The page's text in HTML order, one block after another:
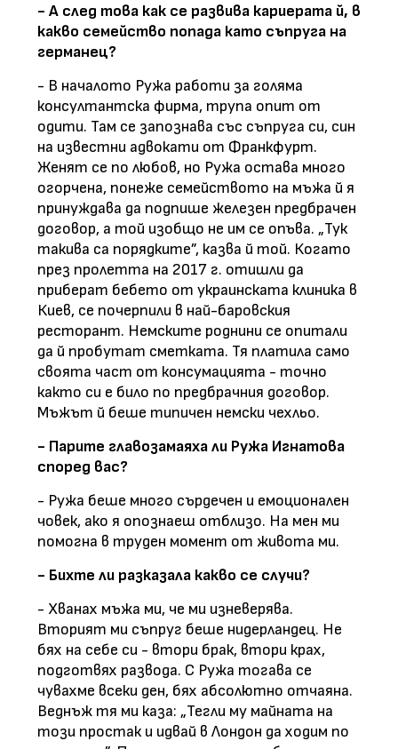
- А след това как се развива кариерата й, в
какво семейство попада като съпруга на
германец?
- В началото Ружа работи за голяма
консултантска фирма, трупа опит от
одити. Там се запознава със съпруга си, син
на известни адвокати от Франкфурт.
Женят се по любов, но Ружа остава много
огорчена, понеже семейството на мъжа й я
принуждава да подпише железен предбрачен
договор, а той изобщо не им се опъва. „Тук
такива са порядките”, казва й той. Когато
през пролетта на 2017 г. отишли да
приберат бебето от украинската клиника в
Киев, се почерпили в най-баровския
ресторант. Немските роднини се опитали
да й пробутат сметката. Тя платила само
своята част от консумацията - точно
както си е било по предбрачния договор.
Мъжът й беше типичен немски чехльо.
- Парите главозамаяха ли Ружа Игнатова
според вас?
- Ружа беше много сърдечен и емоционален
човек, ако я опознаеш отблизо. На мен ми
помогна в труден момент от живота ми.
- Бихте ли разказала какво се случи?
- Хванах мъжа ми, че ми изневерява.
Вторият ми съпруг беше нидерландец. Не
бях на себе си - втори брак, втори крах,
подготвях развода. С Ружа тогава се
чувахме всеки ден, бях абсолютно отчаяна.
Веднъж тя ми каза: „Тегли му майната на
този простак и идвай в Лондон да ходим по